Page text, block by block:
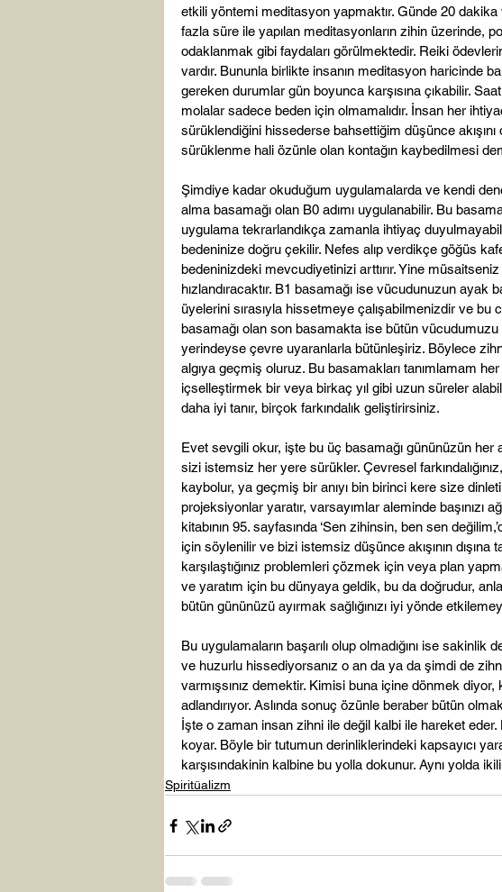
etkili yöntemi meditasyon yapmaktır. Günde 20
fazla süre ile yapılan meditasyonların zihin üzerinde,
odaklanmak gibi faydaları görülmektedir. Reiki
vardır. Bununla birlikte insanın meditasyon haricinde
gereken durumlar gün boyunca karşısına çıkabilir.
molalar sadece beden için olmamalıdır. İnsan her
sürüklendiğini hissederse bahsettiğim düşünce
sürüklenme hali özünle olan kontağın kaybedilmesi
Şimdiye kadar okuduğum uygulamalarda ve kendi
alma basamağı olan B0 adımı uygulanabilir. Bu
uygulama tekrarlandıkça zamanla ihtiyaç
bedeninize doğru çekilir. Nefes alıp verdikçe göğüs
bedeninizdeki mevcudiyetinizi arttırır. Yine
hızlandıracaktır. B1 basamağı ise vücudunuzun ayak
üyelerini sırasıyla hissetmeye çalışabilmenizdir ve bu
basamağı olan son basamakta ise bütün
yerindeyse çevre uyaranlarla bütünleşiriz. Böylece
algıya geçmiş oluruz. Bu basamakları tanımlamam
içselleştirmek bir veya birkaç yıl gibi uzun süreler
daha iyi tanır, birçok farkındalık geliştirirsiniz.
Evet sevgili okur, işte bu üç basamağı gününüzün her
sizi istemsiz her yere sürükler. Çevresel
kaybolur, ya geçmiş bir anıyı bin birinci kere size
projeksiyonlar yaratır, varsayımlar aleminde başınızı
kitabının 95. sayfasında ‘Sen zihinsin, ben sen
için söylenilir ve bizi istemsiz düşünce akışının dışına
karşılaştığınız problemleri çözmek için veya plan
ve yaratım için bu dünyaya geldik, bu da doğrudur,
bütün gününüzü ayırmak sağlığınızı iyi yönde
Bu uygulamaların başarılı olup olmadığını ise
ve huzurlu hissediyorsanız o an da ya da şimdi de
varmışsınız demektir. Kimisi buna içine dönmek
adlandırıyor. Aslında sonuç özünle beraber bütün
İşte o zaman insan zihni ile değil kalbi ile hareket eder.
koyar. Böyle bir tutumun derinliklerindeki kapsayıcı
karşısındakinin kalbine bu yolla dokunur. Aynı yolda
Spiritüalizm